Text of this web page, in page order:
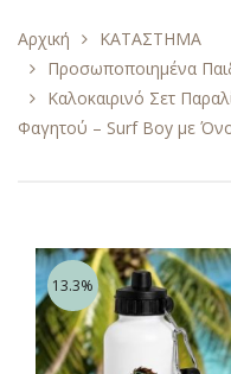
Αρχική
ΚΑΤΑΣΤΗΜΑ
Προσωποποιημένα
Καλοκαιρινό Σετ
Φαγητού – Surf Boy με
13.3%